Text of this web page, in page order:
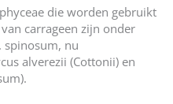
die worden gebruikt
carrageen zijn onder
spinosum, nu
alverezii (Cottonii) en